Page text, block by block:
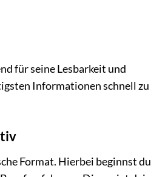
für seine Lesbarkeit und
Informationen schnell zu
Format. Hierbei beginnst du